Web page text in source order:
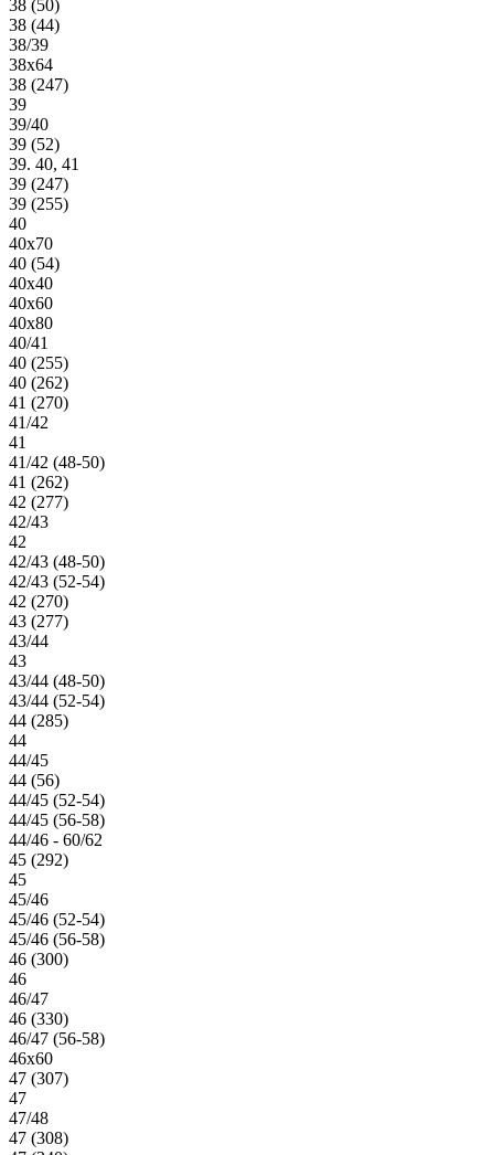
38 (50)
38 (44)
38/39
38х64
38 (247)
39
39/40
39 (52)
39. 40, 41
39 (247)
39 (255)
40
40х70
40 (54)
40х40
40х60
40х80
40/41
40 (255)
40 (262)
41 (270)
41/42
41
41/42 (48-50)
41 (262)
42 (277)
42/43
42
42/43 (48-50)
42/43 (52-54)
42 (270)
43 (277)
43/44
43
43/44 (48-50)
43/44 (52-54)
44 (285)
44
44/45
44 (56)
44/45 (52-54)
44/45 (56-58)
44/46 - 60/62
45 (292)
45
45/46
45/46 (52-54)
45/46 (56-58)
46 (300)
46
46/47
46 (330)
46/47 (56-58)
46х60
47 (307)
47
47/48
47 (308)